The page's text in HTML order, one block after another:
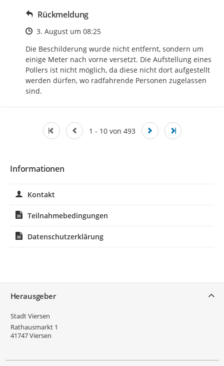
Rückmeldung
Zeitpunkt des Erstellens
3. August um 08:25
Die Beschilderung wurde nicht entfernt, sondern um
einige Meter nach vorne versetzt. Die Aufstellung eines
Pollers ist nicht möglich, da diese nicht dort aufgestellt
werden dürfen, wo radfahrende Personen zugelassen
sind.
1 - 10 von 493
Informationen
Kontakt
Teilnahmebedingungen
Datenschutzerklärung
Herausgeber
Stadt Viersen
Rathausmarkt 1
41747Viersen